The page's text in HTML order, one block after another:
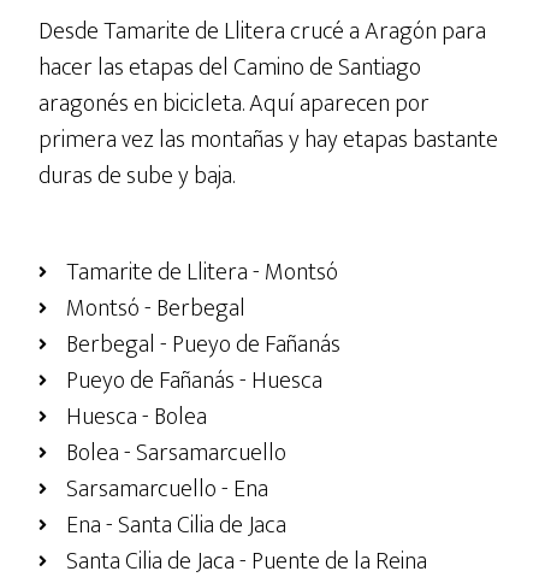
Desde Tamarite de Llitera crucé a Aragón para
hacer las etapas del Camino de Santiago
aragonés en bicicleta. Aquí aparecen por
primera vez las montañas y hay etapas bastante
duras de sube y baja.
Tamarite de Llitera - Montsó
Montsó - Berbegal
Berbegal - Pueyo de Fañanás
Pueyo de Fañanás - Huesca
Huesca - Bolea
Bolea - Sarsamarcuello
Sarsamarcuello - Ena
Ena - Santa Cilia de Jaca
Santa Cilia de Jaca - Puente de la Reina